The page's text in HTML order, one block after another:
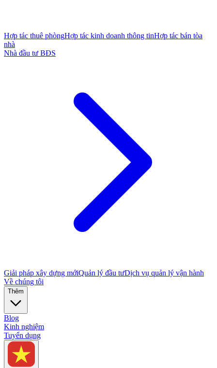
Hợp tác thuê phòngHợp tác kinh doanh thông tinHợp tác bán tòa
nhà
Nhà đầu tư BĐS
Giải pháp xây dựng mớiQuản lý đầu tưDịch vụ quản lý vận hành
Về chúng tôi
Thêm
Blog
Kinh nghiệm
Tuyển dụng